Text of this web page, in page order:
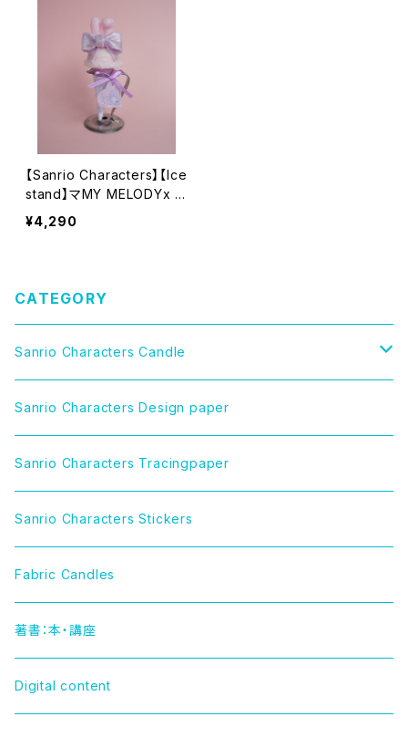
【Sanrio Characters】【Ice
stand】マMY MELODYx L
ARMExOLOR JAPAN Coll
aboration candle コラボ
¥4,290
CATEGORY
Sanrio Characters Candle
CINNAMOROLL（シナモロール）
LITTLE TWIN STARS（リトルツインスターズ）
MY MELODY（マイメロディ）
MARRONCREAM（マロンクリーム）
HELLO KITTY（ハローキティー）
TUXEDOSAM（タキシードサム）
Sanrio Characters Design paper
Sanrio Characters Tracingpaper
Sanrio Characters Stickers
Fabric Candles
著書：本・講座
Digital content